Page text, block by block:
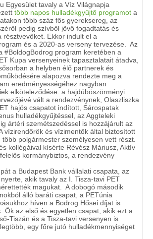
Egyesület tavaly a Víz Világnapja
több napos hulladékgyűjtő programot a
több száz fős gyereksereg, az
pedig szívből jövő fogadtatás és
résztvevőket. Ekkor indult el a
és a 2020-as verseny tervezése. Az
#BoldogBodrog program keretében a
Kupa versenyeinek tapasztalatait átadva,
a helyben élő partnerek és
alapozva rendezte meg a
eredményességéhez nagyban
elköteleződése: a hajdúböszörményi
vált a rendezvénynek, Olaszliszka
hajós csapatot indított, Sárospatak
hulladékgyűjtéssel, az Aggteleki
ártéri szemétszedéssel is hozzájárult az
vízirendőrök és vízimentők által biztosított
polgármester személyesen vett részt.
kollégáival kísérte Révész Máriusz, Aktív
kormánybiztos, a rendezvény
a Budapest Bank vállalati csapata, az
akik tavaly az I. Tisza-tavi PET
magukat. A dobogó második
álló baráti csapat, a PETúnia
híven a Bodrog Hősei díjat is
Ők az első és egyetlen csapat, akik ezt a
Tiszán és a Tisza-tavi versenyen is
egy főre jutó hulladékmennyiséget